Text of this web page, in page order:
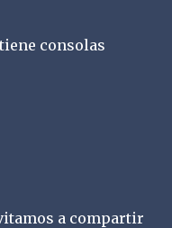
consolas
a compartir